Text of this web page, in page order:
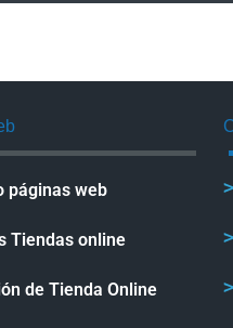
páginas web
Tiendas online
de Tienda Online